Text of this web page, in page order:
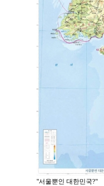
"서울뿐인 대한민국?"